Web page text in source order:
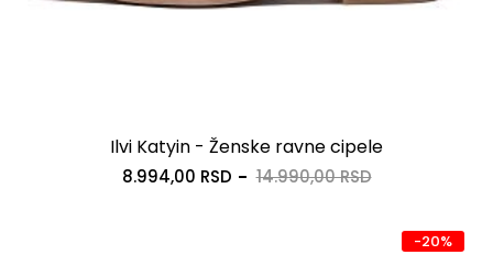
Ilvi Katyin - Ženske ravne cipele
8.994,00 RSD 14.990,00 RSD
-20%